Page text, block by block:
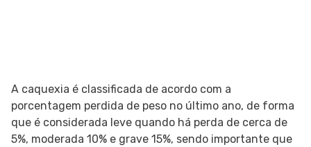
A caquexia é classificada de acordo com a
porcentagem perdida de peso no último ano, de forma
que é considerada leve quando há perda de cerca de
5%, moderada 10% e grave 15%, sendo importante que